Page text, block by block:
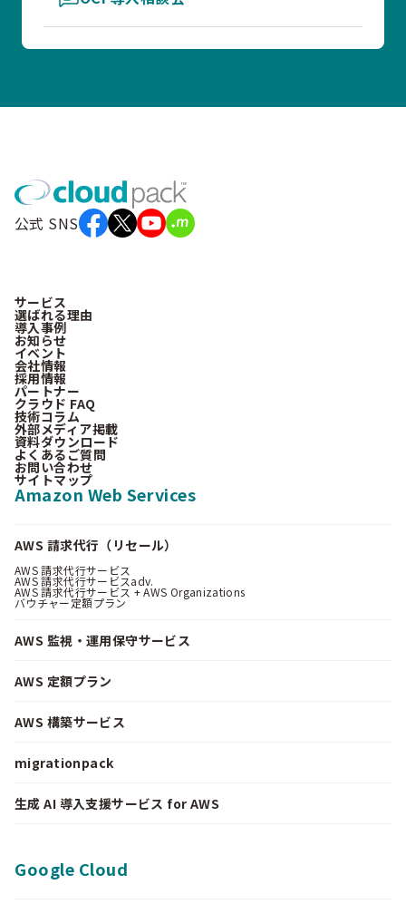
公式 SNS
サービス
選ばれる理由
導入事例
お知らせ
イベント
会社情報
採用情報
パートナー
クラウド FAQ
技術コラム
外部メディア掲載
資料ダウンロード
よくあるご質問
お問い合わせ
サイトマップ
Amazon Web Services
AWS 請求代行（リセール）
AWS 請求代行サービス
AWS 請求代行サービスadv.
AWS 請求代行サービス + AWS Organizations
バウチャー定額プラン
AWS 監視・運用保守サービス
AWS 定額プラン
AWS 構築サービス
migrationpack
生成 AI 導入支援サービス for AWS
Google Cloud